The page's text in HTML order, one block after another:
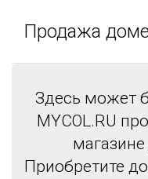
Продажа
Здесь может
MYCOL.RU
Приобретите